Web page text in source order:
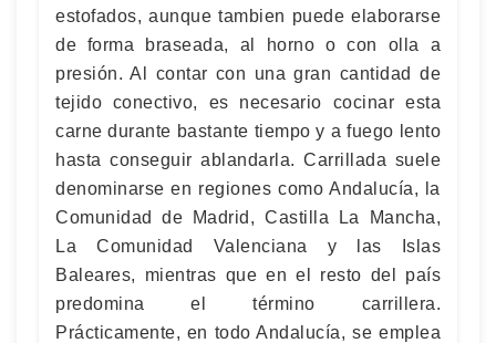
estofados, aunque tambien puede elaborarse
de forma braseada, al horno o con olla a
presión. Al contar con una gran cantidad de
tejido conectivo, es necesario cocinar esta
carne durante bastante tiempo y a fuego lento
hasta conseguir ablandarla. Carrillada suele
denominarse en regiones como Andalucía, la
Comunidad de Madrid, Castilla La Mancha,
La Comunidad Valenciana y las Islas
Baleares, mientras que en el resto del país
predomina el término carrillera.
Prácticamente, en todo Andalucía, se emplea